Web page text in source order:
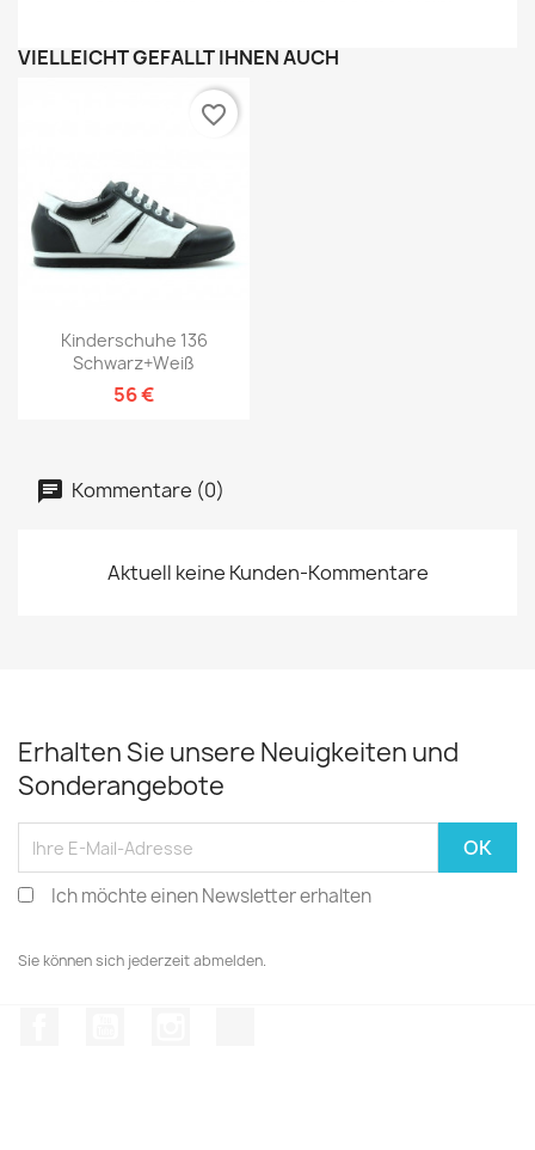
VIELLEICHT GEFÄLLT IHNEN AUCH
Kinderschuhe 136
Schwarz+weiß
56 €
favorite_border
Kommentare (0)
Aktuell keine Kunden-Kommentare
Erhalten Sie unsere Neuigkeiten und
Sonderangebote
Ich möchte einen Newsletter erhalten
Sie können sich jederzeit abmelden.